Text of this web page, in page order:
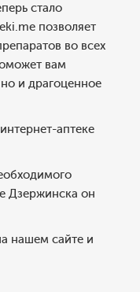
стало
позволяет
во всех
вам
и драгоценное
аптеке
Дзержинска он
нашем сайте и